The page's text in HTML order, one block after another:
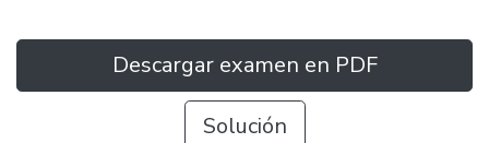
Descargar examen en PDF
Solución